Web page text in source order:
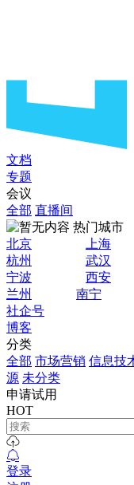
文档
专题
会议
全部 直播间
热门城市
北京
上海
杭州
武汉
宁波
西安
兰州
南宁
社企号
博客
分类
全部 市场营销 信息技
源 未分类
申请试用
HOT
登录